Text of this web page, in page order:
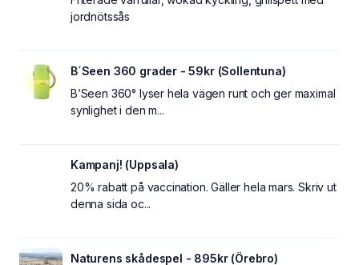
jordnötssås
B´Seen 360 grader - 59kr (Sollentuna)
B’Seen 360° lyser hela vägen runt och ger maximal
synlighet i den m...
Kampanj! (Uppsala)
20% rabatt på vaccination. Gäller hela mars. Skriv ut
denna sida oc...
Naturens skådespel - 895kr (Örebro)